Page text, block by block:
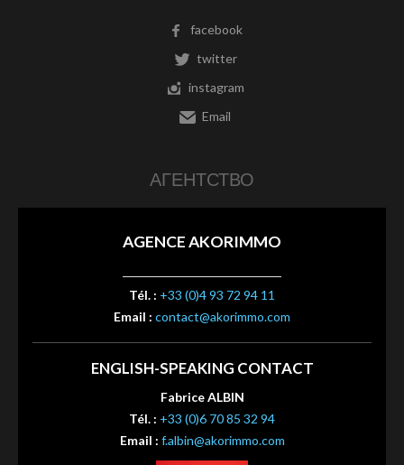
facebook
twitter
instagram
Email
АГЕНТСТВО
AGENCE AKORIMMO
Tél. : +33 (0)4 93 72 94 11
Email : contact@akorimmo.com
ENGLISH-SPEAKING CONTACT
Fabrice ALBIN
Tél. : +33 (0)6 70 85 32 94
Email : f.albin@akorimmo.com